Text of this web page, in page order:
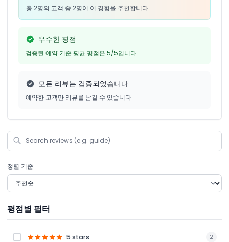
총 2명의 고객 중 2명이 이 경험을 추천합니다
우수한 평점
검증된 예약 기준 평균 평점은 5/5입니다
모든 리뷰는 검증되었습니다
예약한 고객만 리뷰를 남길 수 있습니다
정렬 기준:
평점별 필터
5 stars 2